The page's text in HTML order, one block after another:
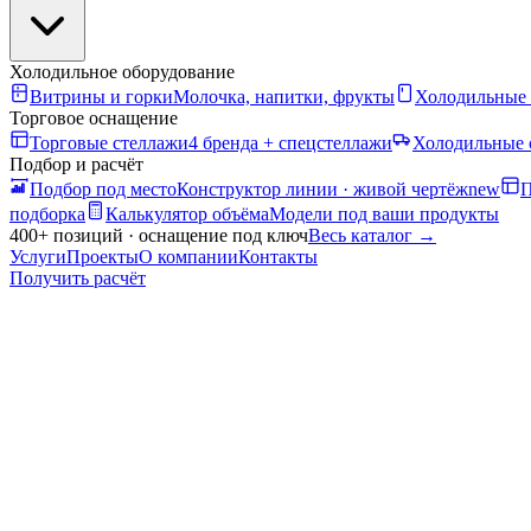
Холодильное оборудование
Витрины и горкиМолочка, напитки, фрукты
Торговое оснащение
Торговые стеллажи4 бренда + спецстеллажи Холодильные
Подбор и расчёт
Подбор под местоКонструктор линии · живой чертёжnew
подборка
Калькулятор объёмаМодели под ваши продукты
400+ позиций · оснащение под ключВесь каталог →
УслугиПроектыО компанииКонтакты
Получить расчёт